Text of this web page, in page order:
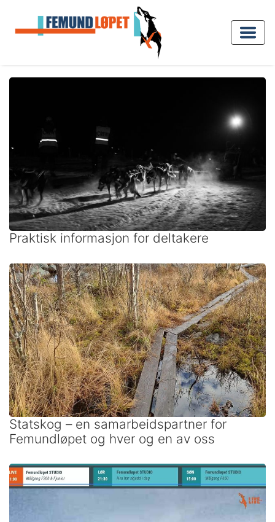
Praktisk informasjon for deltakere
Statskog – en samarbeidspartner for
Femundløpet og hver og en av oss